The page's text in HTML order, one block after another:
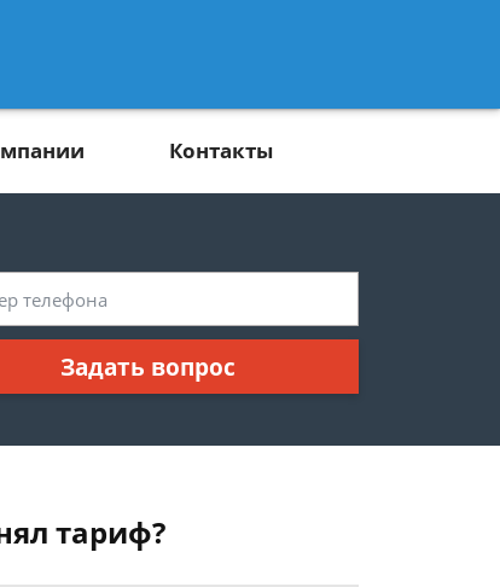
Контакты
Задать вопрос
тариф?